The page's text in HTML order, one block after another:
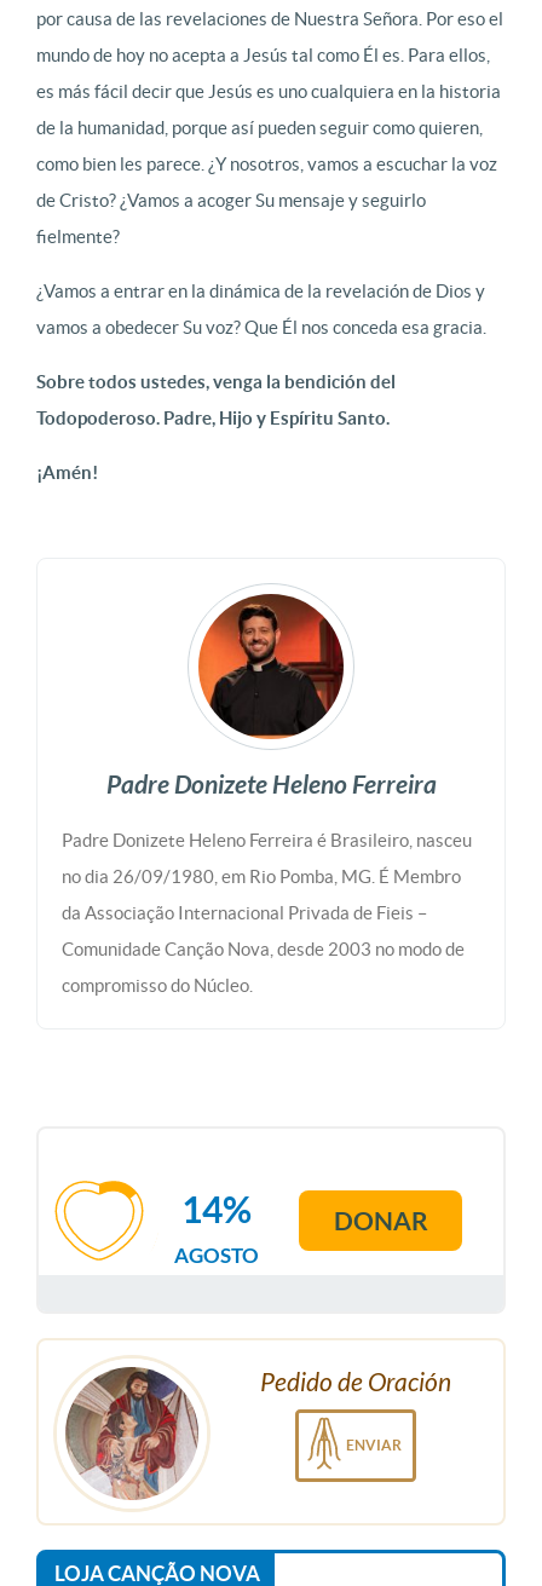
por causa de las revelaciones de Nuestra Señora. Por eso el
mundo de hoy no acepta a Jesús tal como Él es. Para ellos,
es más fácil decir que Jesús es uno cualquiera en la historia
de la humanidad, porque así pueden seguir como quieren,
como bien les parece. ¿Y nosotros, vamos a escuchar la voz
de Cristo? ¿Vamos a acoger Su mensaje y seguirlo
fielmente?
¿Vamos a entrar en la dinámica de la revelación de Dios y
vamos a obedecer Su voz? Que Él nos conceda esa gracia.
Sobre todos ustedes, venga la bendición del
Todopoderoso. Padre, Hijo y Espíritu Santo.
¡Amén!
Padre Donizete Heleno Ferreira
Padre Donizete Heleno Ferreira é Brasileiro, nasceu
no dia 26/09/1980, em Rio Pomba, MG. É Membro
da Associação Internacional Privada de Fieis –
Comunidade Canção Nova, desde 2003 no modo de
compromisso do Núcleo.
AGOSTO
14% DONAR
Pedido de Oración
ENVIAR
LOJA CANÇÃO NOVA